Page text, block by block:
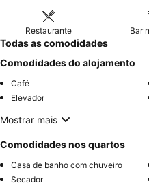
Restaurante Bar
Todas as comodidades
Comodidades do alojamento
Café
Elevador
Mostrar mais
Comodidades nos quartos
Casa de banho com chuveiro
Secador